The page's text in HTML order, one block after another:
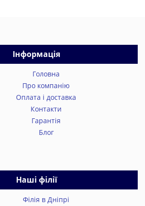
Інформація
Головна
Про компанію
Оплата і доставка
Контакти
Гарантія
Блог
Наші філії
Філія в Дніпрі